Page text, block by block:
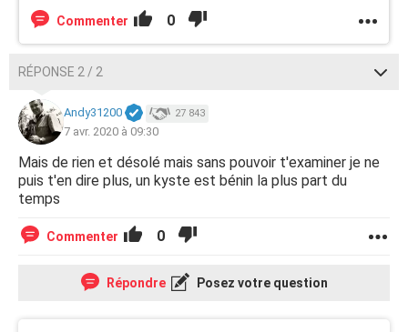
Commenter 0
RÉPONSE 2 / 2
Andy31200 27 843
7 avr. 2020 à 09:30
Mais de rien et désolé mais sans pouvoir t'examiner je ne
puis t'en dire plus, un kyste est bénin la plus part du
temps
Commenter 0
Répondre Posez votre question